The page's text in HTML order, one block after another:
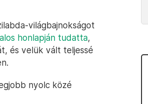
világbajnokságot
honlapján tudatta,
és velük vált teljessé
nyolc közé